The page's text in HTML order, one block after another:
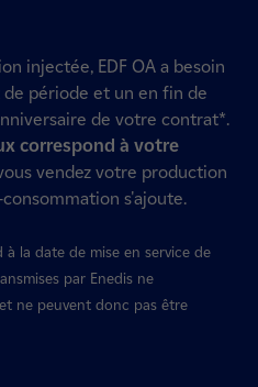
injectée, EDF OA a besoin
période et un en fin de
de votre contrat*.
correspond à votre
vendez votre production
s'ajoute.
la date de mise en service de
par Enedis ne
ne peuvent donc pas être